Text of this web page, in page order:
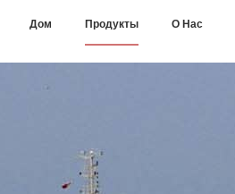
Дом Продукты О Нас